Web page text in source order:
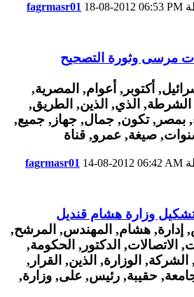
fagrmasr01 18-08-2012 06:53 PM
مرسى وثورة التصحيح
fagrmasr01 14-08-2012 06:42 AM
وزارة هشام قنديل